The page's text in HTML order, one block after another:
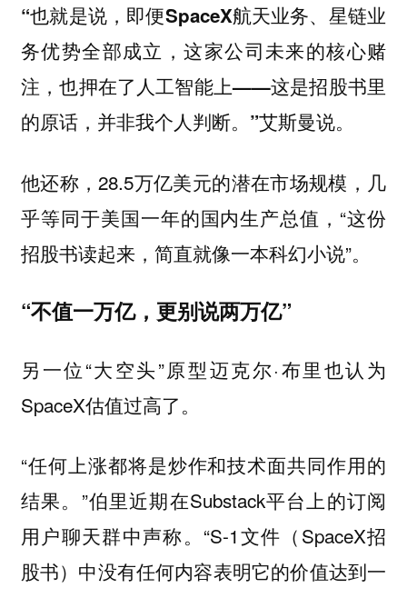
“也就是说，即便SpaceX航天业务、星链业
务优势全部成立，这家公司未来的核心赌
注，也押在了人工智能上——这是招股书里
的原话，并非我个人判断。”艾斯曼说。
他还称，28.5万亿美元的潜在市场规模，几
乎等同于美国一年的国内生产总值，“这份
招股书读起来，简直就像一本科幻小说”。
“不值一万亿，更别说两万亿”
另一位“大空头”原型迈克尔·布里也认为
SpaceX估值过高了。
“任何上涨都将是炒作和技术面共同作用的
结果。”伯里近期在Substack平台上的订阅
用户聊天群中声称。“S-1文件（SpaceX招
股书）中没有任何内容表明它的价值达到一